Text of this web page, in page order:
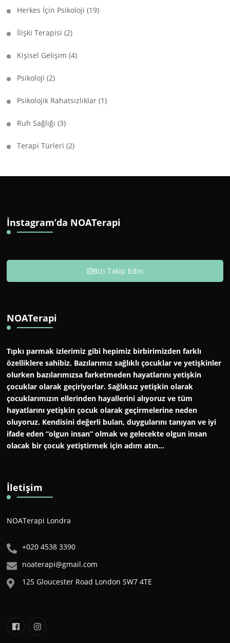
Herkes İçin Psikoloji (19)
İlişki Terapisi (2)
Kişisel Gelişim (4)
Psikoloji (2)
Psikolojik Rahatsızlıklar (1)
Ruh Sağlığı (3)
Terapi Türleri (2)
İnstagram’da NOATerapi
Bizi Takip Edin
NOATerapi
Tıpkı parmak izlerimiz gibi hepimiz birbirimizden farklı
özelliklere sahibiz. Bazılarımız sağlıklı çocuklar ve yetişkinler
olurken bazılarımızsa farketmeden hayatlarını yetişkin
çocuklar olarak geçiriyorlar. Sağlıksız yetişkin olarak
çocuklarımızın ellerinden hayallerini alıyoruz ve tüm
hayatlarını yetişkin çocuk olarak geçirmelerine neden
oluyoruz. Kendisini değerli bulan, duygularını tanıyan ve iyi
ifade eden “olgun insan” olmak ve gelecekte olgun insan
olacak bir çocuk yetiştirmek için adım atın…
İletişim
NOATerapi Londra
+020 4538 3390
noaterapi@gmail.com
125 Gloucester Road London SW7 4TE